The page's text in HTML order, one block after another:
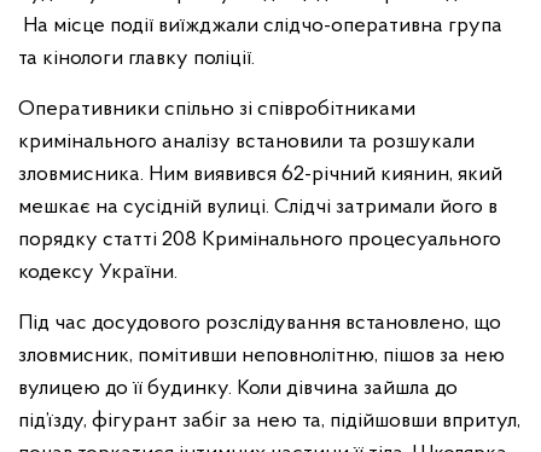
На місце події виїжджали слідчо-оперативна група
та кінологи главку поліції.
Оперативники спільно зі співробітниками
кримінального аналізу встановили та розшукали
зловмисника. Ним виявився 62-річний киянин, який
мешкає на сусідній вулиці. Слідчі затримали його в
порядку статті 208 Кримінального процесуального
кодексу України.
Під час досудового розслідування встановлено, що
зловмисник, помітивши неповнолітню, пішов за нею
вулицею до її будинку. Коли дівчина зайшла до
під’їзду, фігурант забіг за нею та, підійшовши впритул,